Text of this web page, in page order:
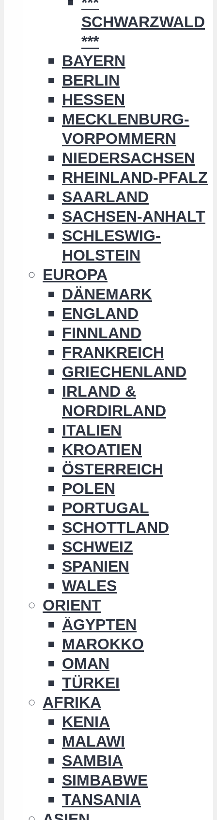
SCHWARZWALD
***
BAYERN
BERLIN
HESSEN
MECKLENBURG-
VORPOMMERN
NIEDERSACHSEN
RHEINLAND-PFALZ
SAARLAND
SACHSEN-ANHALT
SCHLESWIG-
HOLSTEIN
EUROPA
DÄNEMARK
ENGLAND
FINNLAND
FRANKREICH
GRIECHENLAND
IRLAND &
NORDIRLAND
ITALIEN
KROATIEN
ÖSTERREICH
POLEN
PORTUGAL
SCHOTTLAND
SCHWEIZ
SPANIEN
WALES
ORIENT
ÄGYPTEN
MAROKKO
OMAN
TÜRKEI
AFRIKA
KENIA
MALAWI
SAMBIA
SIMBABWE
TANSANIA